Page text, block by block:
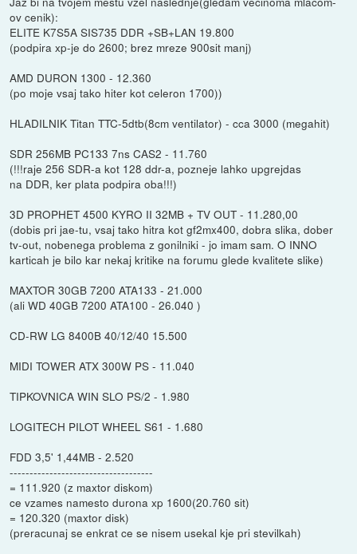
ov cenik):
ELITE K7S5A SIS735 DDR +SB+LAN 19.800
(podpira xp-je do 2600; brez mreze 900sit manj)
AMD DURON 1300 - 12.360
(po moje vsaj tako hiter kot celeron 1700))
HLADILNIK Titan TTC-5dtb(8cm ventilator) - cca 3000 (megahit)
SDR 256MB PC133 7ns CAS2 - 11.760
(!!!raje 256 SDR-a kot 128 ddr-a, pozneje lahko upgrejdas
na DDR, ker plata podpira oba!!!)
3D PROPHET 4500 KYRO II 32MB + TV OUT - 11.280,00
(dobis pri jae-tu, vsaj tako hitra kot gf2mx400, dobra slika, dober
tv-out, nobenega problema z gonilniki - jo imam sam. O INNO
karticah je bilo kar nekaj kritike na forumu glede kvalitete slike)
MAXTOR 30GB 7200 ATA133 - 21.000
(ali WD 40GB 7200 ATA100 - 26.040 )
CD-RW LG 8400B 40/12/40 15.500
MIDI TOWER ATX 300W PS - 11.040
TIPKOVNICA WIN SLO PS/2 - 1.980
LOGITECH PILOT WHEEL S61 - 1.680
FDD 3,5' 1,44MB - 2.520
------------------------------------
= 111.920 (z maxtor diskom)
ce vzames namesto durona xp 1600(20.760 sit)
= 120.320 (maxtor disk)
(preracunaj se enkrat ce se nisem usekal kje pri stevilkah)